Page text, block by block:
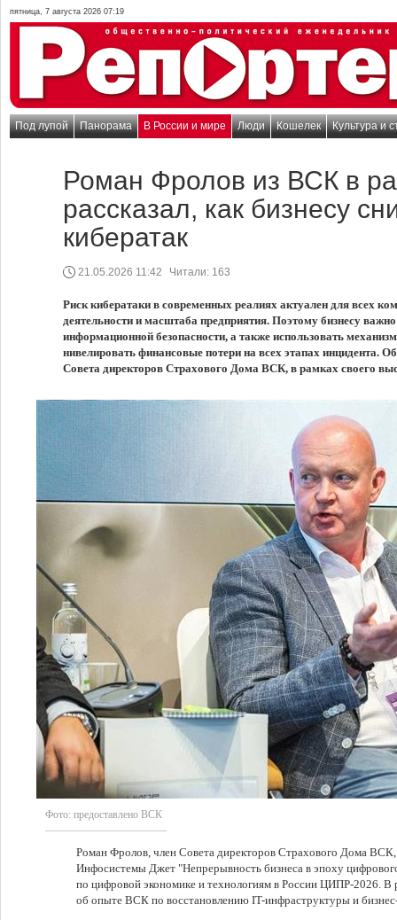
пятница, 7 августа 2026 07:19
Под лупой Панорама В России и мире Люди Кошелек Культура и
Роман Фролов из ВСК в
рассказал, как бизнесу
кибератак
21.05.2026 11:42 Читали: 163
Риск кибератаки в современных реалиях актуален для всех
деятельности и масштаба предприятия. Поэтому бизнесу
информационной безопасности, а также использовать
нивелировать финансовые потери на всех этапах инцидента.
Совета директоров Страхового Дома ВСК, в рамках своего
Фото: предоставлено ВСК
Роман Фролов, член Совета директоров Страхового Дома ВСК,
Инфосистемы Джет "Непрерывность бизнеса в эпоху
по цифровой экономике и технологиям в России ЦИПР-2026. В
об опыте ВСК по восстановлению IT-инфраструктуры и